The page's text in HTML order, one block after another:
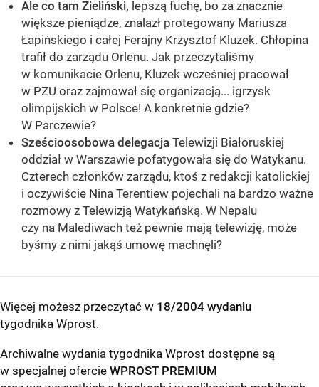
Ale co tam Zieliński, lepszą fuchę, bo za znacznie
większe pieniądze, znalazł protegowany Mariusza
Łapińskiego i całej Ferajny Krzysztof Kluzek. Chłopina
trafił do zarządu Orlenu. Jak przeczytaliśmy
w komunikacie Orlenu, Kluzek wcześniej pracował
w PZU oraz zajmował się organizacją... igrzysk
olimpijskich w Polsce! A konkretnie gdzie?
W Parczewie?
Sześcioosobowa delegacja Telewizji Białoruskiej
oddział w Warszawie pofatygowała się do Watykanu.
Czterech członków zarządu, ktoś z redakcji katolickiej
i oczywiście Nina Terentiew pojechali na bardzo ważne
rozmowy z Telewizją Watykańską. W Nepalu
czy na Malediwach też pewnie mają telewizję, może
byśmy z nimi jakąś umowę machnęli?
Więcej możesz przeczytać w 18/2004 wydaniu
tygodnika Wprost.
Archiwalne wydania tygodnika Wprost dostępne są
w specjalnej ofercie WPROST PREMIUM